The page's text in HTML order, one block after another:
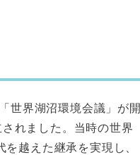
世界湖沼環境会議」が開
れました。当時の世界
越えた継承を実現し、